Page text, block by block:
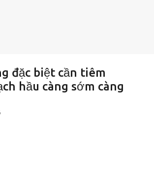
đặc biệt cần tiêm
hầu càng sớm càng